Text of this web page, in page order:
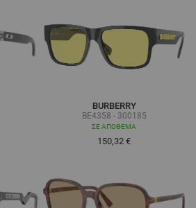
BURBERRY
BE4358 - 300185
ΣΕ ΑΠΌΘΕΜΑ
150,32 €